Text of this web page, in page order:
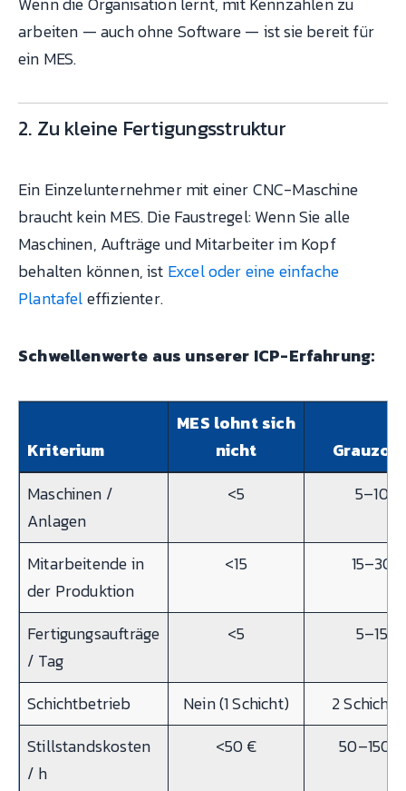
arbeiten — auch ohne Software — ist sie bereit für
ein MES.
2. Zu kleine Fertigungsstruktur
Ein Einzelunternehmer mit einer CNC-Maschine
braucht kein MES. Die Faustregel: Wenn Sie alle
Maschinen, Aufträge und Mitarbeiter im Kopf
behalten können, ist Excel oder eine einfache
Plantafeleffizienter.
Schwellenwerte aus unserer ICP-Erfahrung:
Kriterium
MES lohnt sich
nicht
Maschinen /
Anlagen
<5 5–10
Mitarbeitende in
der Produktion
<15 15–30
Fertigungsaufträge
/ Tag
<5 5–15
Schichtbetrieb Nein (1 Schicht)
2
Stillstandskosten
/ h
<50 € 50–150 €